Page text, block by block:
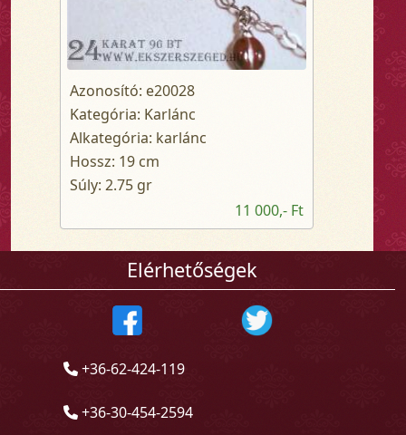
Azonosító: e20028
Kategória: Karlánc
Alkategória: karlánc
Hossz: 19 cm
Súly: 2.75 gr
11 000,- Ft
Elérhetőségek
+36-62-424-119
+36-30-454-2594